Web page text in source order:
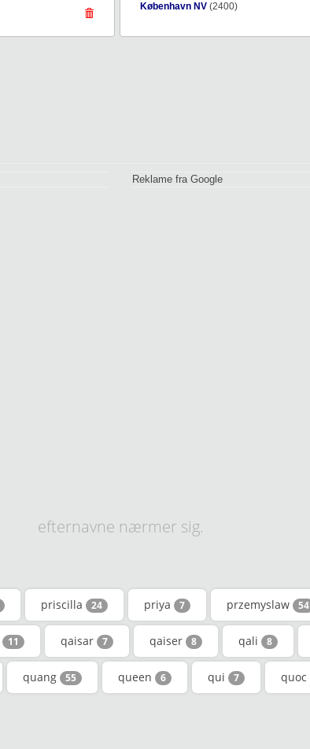
København NV (2400)
Reklame fra Google
efternavne nærmer sig.
priscilla 24 priya 7 przemyslaw 54
11 qaisar 7 qaiser 8 qali 8
quang 55 queen 6 qui 7 quoc